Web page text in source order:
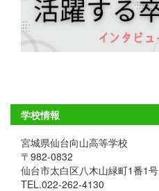
学校情報
宮城県仙台向山高等学校
〒982-0832
仙台市太白区八木山緑町1番1号
TEL.022-262-4130